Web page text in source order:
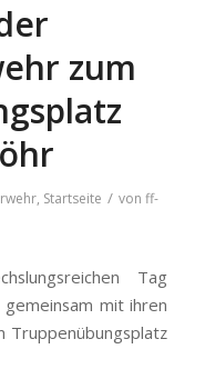
zum
, Startseite / von ff-
Tag
mit ihren
Truppenübungsplatz